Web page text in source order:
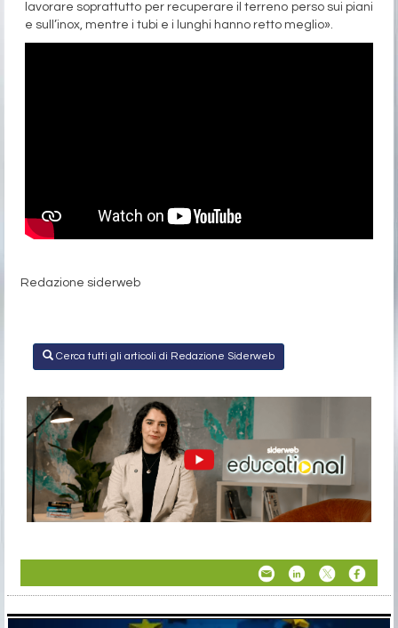
lavorare soprattutto per recuperare il terreno perso sui piani
e sull’inox, mentre i tubi e i lunghi hanno retto meglio».
Redazione siderweb
Cerca tutti gli articoli di Redazione Siderweb